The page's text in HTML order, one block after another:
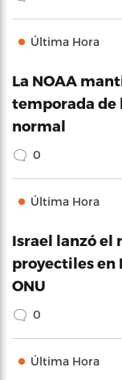
Última Hora
La NOAA
temporada de
normal
0
Última Hora
Israel lanzó el
proyectiles en
ONU
0
Última Hora